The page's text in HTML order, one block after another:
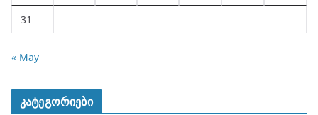
31
« May
კატეგორიები